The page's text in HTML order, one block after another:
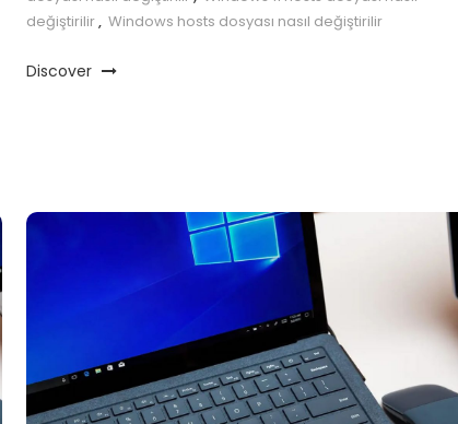
değiştirilir, Windows hosts dosyası nasıl değiştirilir
Discover